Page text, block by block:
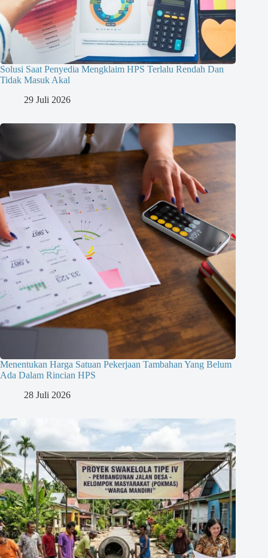
Solusi Saat Penyedia Mengklaim HPS Terlalu Rendah Dan
Tidak Masuk Akal
29 Juli 2026
Menentukan Harga Satuan Pekerjaan Tambahan Yang Belum
Ada Dalam Rincian HPS
28 Juli 2026